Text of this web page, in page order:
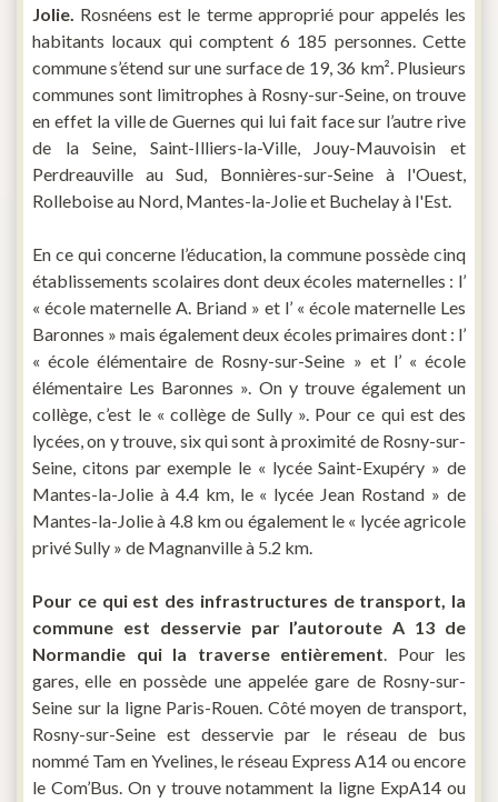
Jolie. Rosnéens est le terme approprié pour appelés les
habitants locaux qui comptent 6 185 personnes. Cette
commune s’étend sur une surface de 19, 36 km². Plusieurs
communes sont limitrophes à Rosny-sur-Seine, on trouve
en effet la ville de Guernes qui lui fait face sur l’autre rive
de la Seine, Saint-Illiers-la-Ville, Jouy-Mauvoisin et
Perdreauville au Sud, Bonnières-sur-Seine à l'Ouest,
Rolleboise au Nord, Mantes-la-Jolie et Buchelay à l'Est.
En ce qui concerne l’éducation, la commune possède cinq
établissements scolaires dont deux écoles maternelles : l’
« école maternelle A. Briand » et l’ « école maternelle Les
Baronnes » mais également deux écoles primaires dont : l’
« école élémentaire de Rosny-sur-Seine » et l’ « école
élémentaire Les Baronnes ». On y trouve également un
collège, c’est le « collège de Sully ». Pour ce qui est des
lycées, on y trouve, six qui sont à proximité de Rosny-sur-
Seine, citons par exemple le « lycée Saint-Exupéry » de
Mantes-la-Jolie à 4.4 km, le « lycée Jean Rostand » de
Mantes-la-Jolie à 4.8 km ou également le « lycée agricole
privé Sully » de Magnanville à 5.2 km.
Pour ce qui est des infrastructures de transport, la
commune est desservie par l’autoroute A 13 de
Normandie qui la traverse entièrement. Pour les
gares, elle en possède une appelée gare de Rosny-sur-
Seine sur la ligne Paris-Rouen. Côté moyen de transport,
Rosny-sur-Seine est desservie par le réseau de bus
nommé Tam en Yvelines, le réseau Express A14 ou encore
le Com’Bus. On y trouve notamment la ligne ExpA14 ou